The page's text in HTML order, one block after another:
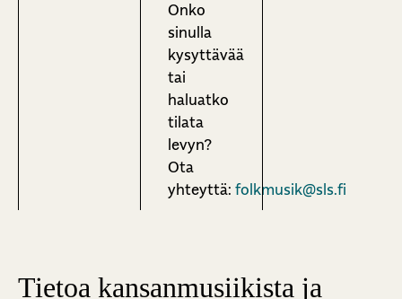
Onko
sinulla
kysyttävää
tai
haluatko
tilata
levyn?
Ota
yhteyttä: folkmusik@sls.fi
Tietoa kansanmusiikista ja